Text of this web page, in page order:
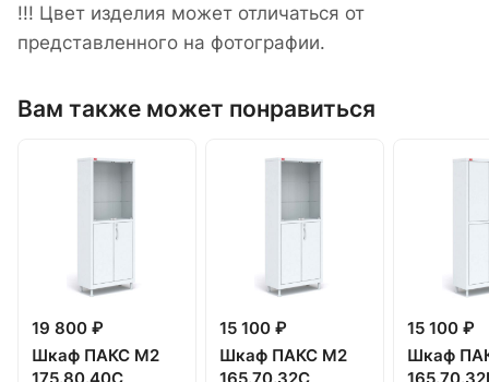
!!! Цвет изделия может отличаться от
представленного на фотографии.
Вам также может понравиться
19 800 ₽
Шкаф ПАКС М2
15 100 ₽
Шкаф ПАКС М2
15 100 ₽
Шкаф